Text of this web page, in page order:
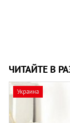
ЧИТАЙТЕ В
Украина